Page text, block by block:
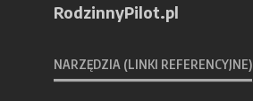
RodzinnyPilot.pl
NARZĘDZIA (LINKI REFERENCYJNE)